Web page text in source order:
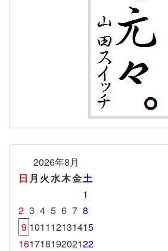
2026年8月
日 月 火水木金土
1
2 3 4 5 6 7 8
9 101112131415
16171819202122